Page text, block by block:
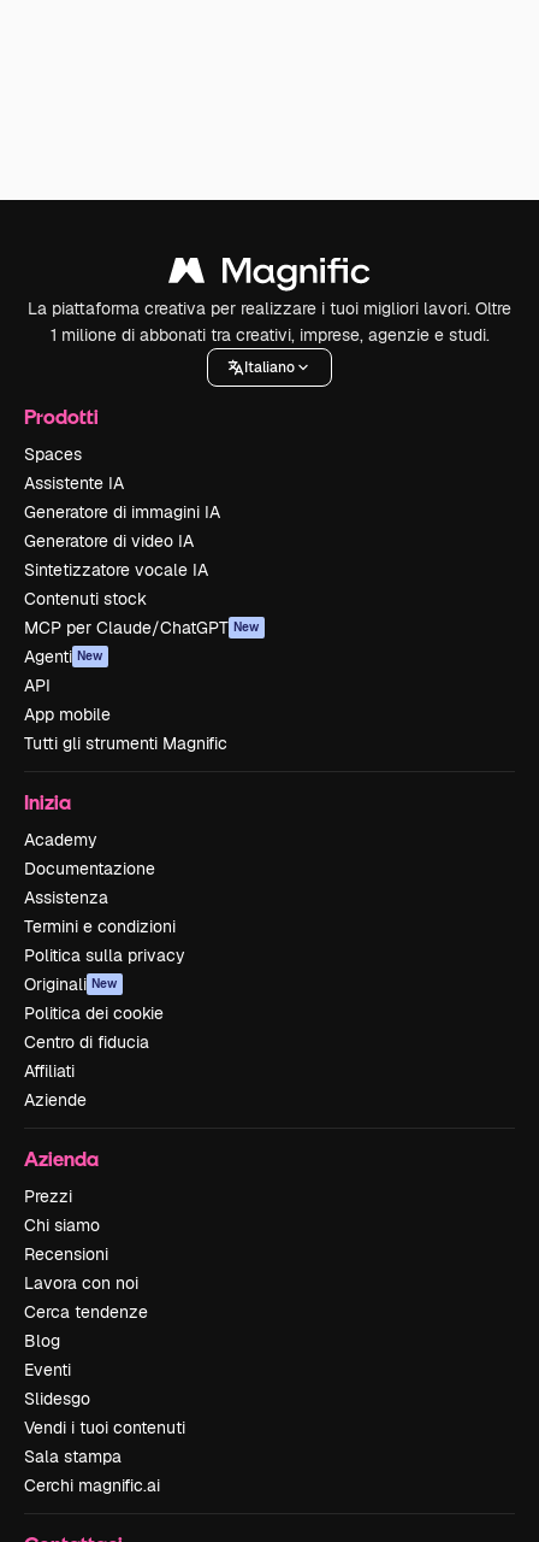
La piattaforma creativa per realizzare i tuoi migliori lavori. Oltre
1 milione di abbonati tra creativi, imprese, agenzie e studi.
Italiano
Prodotti
Spaces
Assistente IA
Generatore di immagini IA
Generatore di video IA
Sintetizzatore vocale IA
Contenuti stock
MCP per Claude/ChatGPT New
Agenti New
API
App mobile
Tutti gli strumenti Magnific
Inizia
Academy
Documentazione
Assistenza
Termini e condizioni
Politica sulla privacy
Originali New
Politica dei cookie
Centro di fiducia
Affiliati
Aziende
Azienda
Prezzi
Chi siamo
Recensioni
Lavora con noi
Cerca tendenze
Blog
Eventi
Slidesgo
Vendi i tuoi contenuti
Sala stampa
Cerchi magnific.ai